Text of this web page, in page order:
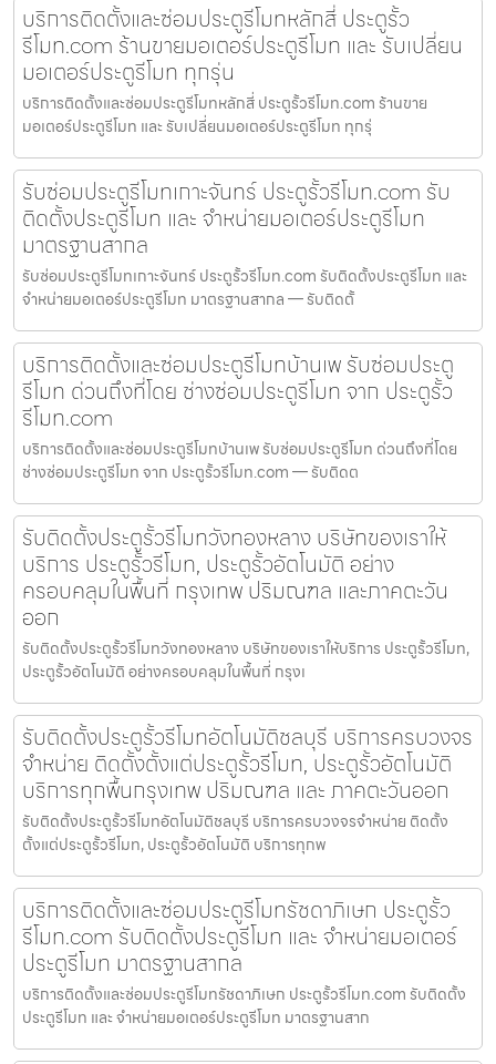
บริการติดตั้งและซ่อมประตูรีโมทหลักสี่ ประตูรั้ว
รีโมท.com ร้านขายมอเตอร์ประตูรีโมท และ รับเปลี่ยน
มอเตอร์ประตูรีโมท ทุกรุ่น
บริการติดตั้งและซ่อมประตูรีโมทหลักสี่ ประตูรั้วรีโมท.com ร้านขาย
มอเตอร์ประตูรีโมท และ รับเปลี่ยนมอเตอร์ประตูรีโมท ทุกรุ่
รับซ่อมประตูรีโมทเกาะจันทร์ ประตูรั้วรีโมท.com รับ
ติดตั้งประตูรีโมท และ จำหน่ายมอเตอร์ประตูรีโมท
มาตรฐานสากล
รับซ่อมประตูรีโมทเกาะจันทร์ ประตูรั้วรีโมท.com รับติดตั้งประตูรีโมท และ
จำหน่ายมอเตอร์ประตูรีโมท มาตรฐานสากล — รับติดตั้
บริการติดตั้งและซ่อมประตูรีโมทบ้านเพ รับซ่อมประตู
รีโมท ด่วนถึงที่โดย ช่างซ่อมประตูรีโมท จาก ประตูรั้ว
รีโมท.com
บริการติดตั้งและซ่อมประตูรีโมทบ้านเพ รับซ่อมประตูรีโมท ด่วนถึงที่โดย
ช่างซ่อมประตูรีโมท จาก ประตูรั้วรีโมท.com — รับติดต
รับติดตั้งประตูรั้วรีโมทวังทองหลาง บริษัทของเราให้
บริการ ประตูรั้วรีโมท, ประตูรั้วอัตโนมัติ อย่าง
ครอบคลุมในพื้นที่ กรุงเทพ ปริมณฑล และภาคตะวัน
ออก
รับติดตั้งประตูรั้วรีโมทวังทองหลาง บริษัทของเราให้บริการ ประตูรั้วรีโมท,
ประตูรั้วอัตโนมัติ อย่างครอบคลุมในพื้นที่ กรุงเ
รับติดตั้งประตูรั้วรีโมทอัตโนมัติชลบุรี บริการครบวงจร
จำหน่าย ติดตั้งตั้งแต่ประตูรั้วรีโมท, ประตูรั้วอัตโนมัติ
บริการทุกพื้นกรุงเทพ ปริมณฑล และ ภาคตะวันออก
รับติดตั้งประตูรั้วรีโมทอัตโนมัติชลบุรี บริการครบวงจรจำหน่าย ติดตั้ง
ตั้งแต่ประตูรั้วรีโมท, ประตูรั้วอัตโนมัติ บริการทุกพ
บริการติดตั้งและซ่อมประตูรีโมทรัชดาภิเษก ประตูรั้ว
รีโมท.com รับติดตั้งประตูรีโมท และ จำหน่ายมอเตอร์
ประตูรีโมท มาตรฐานสากล
บริการติดตั้งและซ่อมประตูรีโมทรัชดาภิเษก ประตูรั้วรีโมท.com รับติดตั้ง
ประตูรีโมท และ จำหน่ายมอเตอร์ประตูรีโมท มาตรฐานสาก